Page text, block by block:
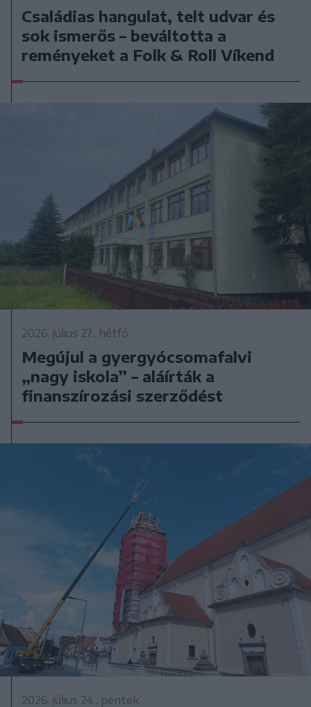
Családias hangulat, telt udvar és
sok ismerős – beváltotta a
reményeket a Folk & Roll Víkend
2026. július 27., hétfő
Megújul a gyergyócsomafalvi
„nagy iskola” – aláírták a
finanszírozási szerződést
2026. július 24., péntek